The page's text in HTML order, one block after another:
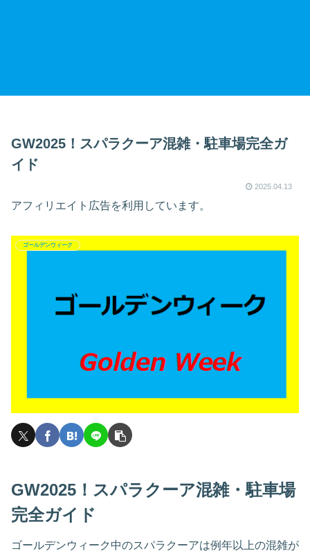
GW2025！スパラクーア混雑・駐車場完全ガ
イド
2025.04.13
アフィリエイト広告を利用しています。
ゴールデンウィーク
GW2025！スパラクーア混雑・駐車場
完全ガイド
ゴールデンウィーク中のスパラクーアは例年以上の混雑が